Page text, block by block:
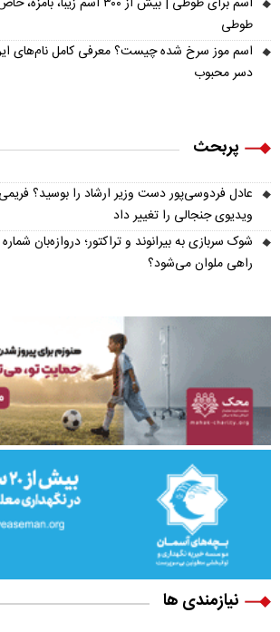
طوطی
اسم موز سرخ شده چیست؟ معرفی کامل نام‌های
دسر محبوب
پربحث
عادل فردوسی‌پور دست وزیر ارشاد را بوسید؟
ویدیوی جنجالی را تغییر داد
شوک سربازی به بیرانوند و تراکتور؛ دروازه‌بان
راهی ملوان می‌شود؟
نیازمندی ها